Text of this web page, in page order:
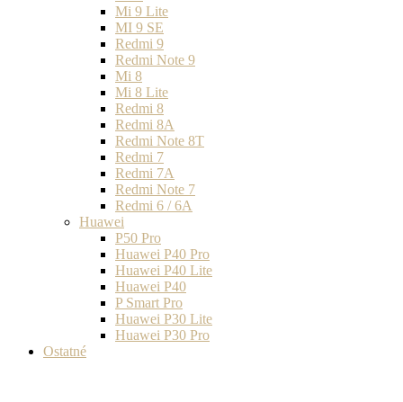
Mi 9 Lite
MI 9 SE
Redmi 9
Redmi Note 9
Mi 8
Mi 8 Lite
Redmi 8
Redmi 8A
Redmi Note 8T
Redmi 7
Redmi 7A
Redmi Note 7
Redmi 6 / 6A
Huawei
P50 Pro
Huawei P40 Pro
Huawei P40 Lite
Huawei P40
P Smart Pro
Huawei P30 Lite
Huawei P30 Pro
Ostatné